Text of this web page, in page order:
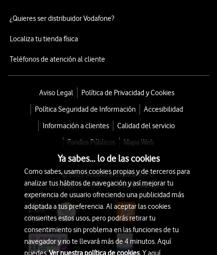
¿Quieres ser distribuidor Vodafone?
Localiza tu tienda física
Teléfonos de atención al cliente
Aviso Legal
Política de Privacidad y Cookies
Política Seguridad de Información
Accesibilidad
Información a clientes
Calidad del servicio
Fondos Públicos
Mapa Web
© 2026 Vodafone España S.A.U.
Avda. América 115, 28042 Madrid
Ya sabes... lo de las cookies
Como sabes, usamos cookies propias y de terceros para
analizar tus hábitos de navegación y así mejorar tu
experiencia de usuario ofreciendo una publicidad más
adaptada a tus preferencia. Al aceptar las cookies
consientes estos usos, pero podrás retirar tu
consentimiento sin problema en las funciones de tu
navegador y no te llevará más de 4 minutos. Aquí
puedesVer nuestra política de cookies.Y aquí